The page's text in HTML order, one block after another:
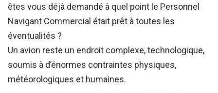
êtes vous déjà demandé à quel point le Personnel
Navigant Commercial était prêt à toutes les
éventualités ?
Un avion reste un endroit complexe, technologique,
soumis à d’énormes contraintes physiques,
météorologiques et humaines.